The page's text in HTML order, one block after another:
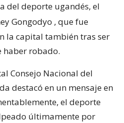
del deporte ugandés, el
Gongodyo , que fue
la capital también tras ser
haber robado.
Consejo Nacional del
destacó en un mensaje en
el deporte
últimamente por